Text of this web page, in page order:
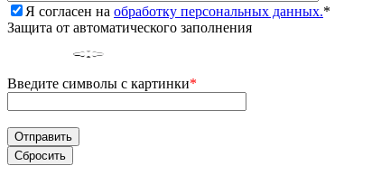
Я согласен на обработку персональных данных.*
Защита от автоматического заполнения
Введите символы с картинки*